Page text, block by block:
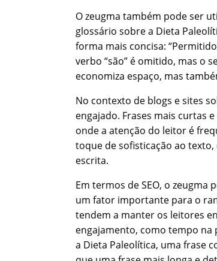
O zeugma também pode ser
glossário sobre a Dieta
forma mais concisa:
verbo “são” é omitido, mas o
economiza espaço, mas
No contexto de blogs e sites
engajado. Frases mais curtas
onde a atenção do leitor é
toque de sofisticação ao
escrita.
Em termos de SEO, o
um fator importante para o
tendem a manter os leitores
engajamento, como tempo na
a Dieta Paleolítica, uma frase